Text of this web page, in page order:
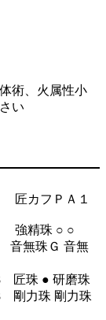
術、火属性小
い
Ａ１
○ ○
珠Ｇ 音無
珠 ● 研磨珠
力珠 剛力珠